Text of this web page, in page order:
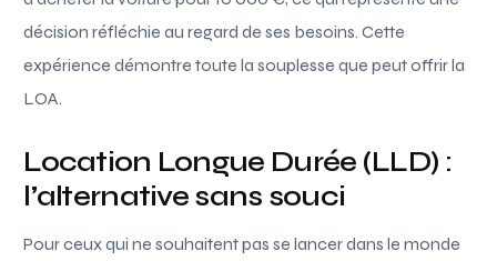
décision réfléchie au regard de ses besoins. Cette
expérience démontre toute la souplesse que peut offrir la
LOA.
Location Longue Durée (LLD) :
l’alternative sans souci
Pour ceux qui ne souhaitent pas se lancer dans le monde